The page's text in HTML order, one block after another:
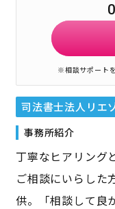
※相談サポート
司法書士法人リエ
事務所紹介
丁寧なヒアリング
ご相談にいらした
供。「相談して良